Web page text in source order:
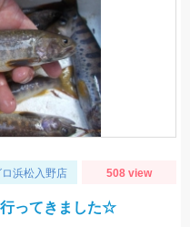
浜松入野店 508 view
ってきました☆